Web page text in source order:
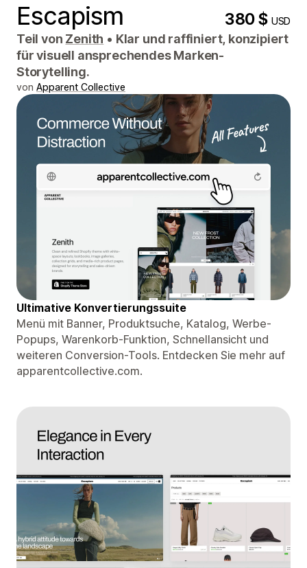
Escapism 380 $USD
Teil von Zenith • Klar und raffiniert, konzipiert
für visuell ansprechendes Marken-
Storytelling.
von Apparent Collective
Ultimative Konvertierungssuite
Menü mit Banner, Produktsuche, Katalog, Werbe-
Popups, Warenkorb-Funktion, Schnellansicht und
weiteren Conversion-Tools. Entdecken Sie mehr auf
apparentcollective.com.